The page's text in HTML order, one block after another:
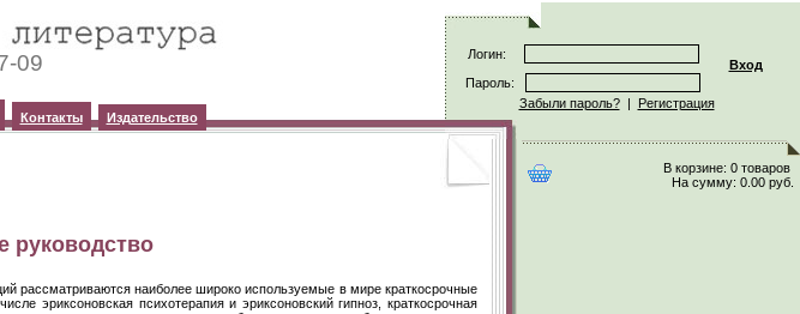
09 Логин:
Вход
Пароль:
Забыли пароль?|
Регистрация
Контакты Издательство
руководство
рассматриваются наиболее широко используемые в мире краткосрочные
эриксоновская психотерапия и эриксоновский гипноз, краткосрочная
В корзине: 0 товаров
На сумму: 0.00 руб.